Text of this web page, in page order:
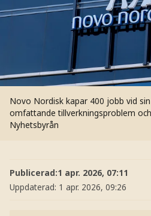
Novo Nordisk kapar 400 jobb vid
omfattande tillverkningsproblem
Nyhetsbyrån
Publicerad:1 apr. 2026, 07:11
Uppdaterad: 1 apr. 2026, 09:26